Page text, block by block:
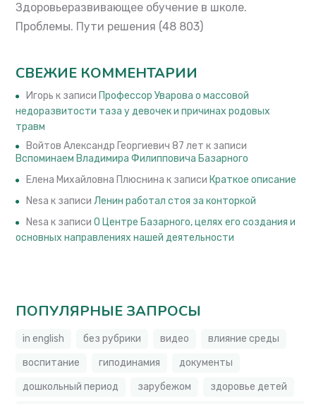
Здоровьеразвивающее обучение в школе.
Проблемы. Пути решения (48 803)
СВЕЖИЕ КОММЕНТАРИИ
Игорь к записи Профессор Уварова о массовой
недоразвитости таза у девочек и причинах родовых
травм
Войтов Александр Георгиевич 87 лет к записи
Вспоминаем Владимира Филипповича Базарного
Елена Михайловна Плюснина к записи Краткое описание
Nesa к записиЛенин работал стоя за конторкой
Nesa к записиО Центре Базарного, целях его создания и
основных направлениях нашей деятельности
ПОПУЛЯРНЫЕ ЗАПРОСЫ
in english без рубрики видео
влияние среды
воспитание
гиподинамия
документы
дошкольный период
зарубежом
здоровье детей